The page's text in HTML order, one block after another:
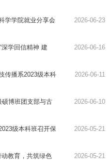
学学院就业分享会
2026-06-23
学回信精神 建
2026-06-16
传播系2023级本科
2026-06-11
博班团支部与古
2026-06-10
级本科班召开保
2026-05-21
教育，共筑绿色
2026-05-21